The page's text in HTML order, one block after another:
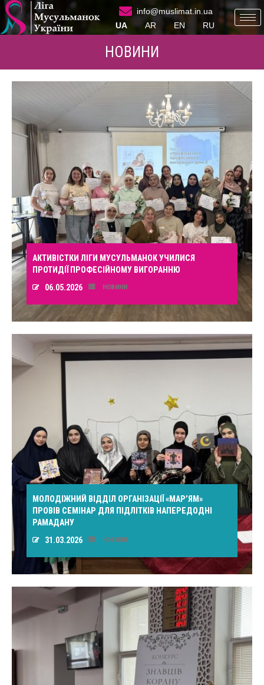
info@muslimat.in.ua
UA
AR EN RU
НОВИНИ
АКТИВІСТКИ ЛІГИ МУСУЛЬМАНОК УЧИЛИСЯ
ПРОТИДІЇ ПРОФЕСІЙНОМУ ВИГОРАННЮ
06.05.2026
НОВИНИ
МОЛОДІЖНИЙ ВІДДІЛ ОРГАНІЗАЦІЇ «МАР’ЯМ»
ПРОВІВ СЕМІНАР ДЛЯ ПІДЛІТКІВ НАПЕРЕДОДНІ
РАМАДАНУ
31.03.2026
НОВИНИ